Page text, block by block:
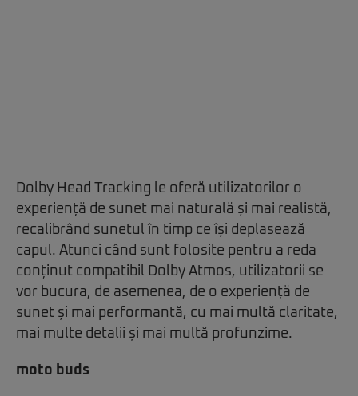
Dolby Head Tracking le oferă utilizatorilor o
experiență de sunet mai naturală și mai realistă,
recalibrând sunetul în timp ce își deplasează
capul. Atunci când sunt folosite pentru a reda
conținut compatibil Dolby Atmos, utilizatorii se
vor bucura, de asemenea, de o experiență de
sunet și mai performantă, cu mai multă claritate,
mai multe detalii și mai multă profunzime.
moto buds